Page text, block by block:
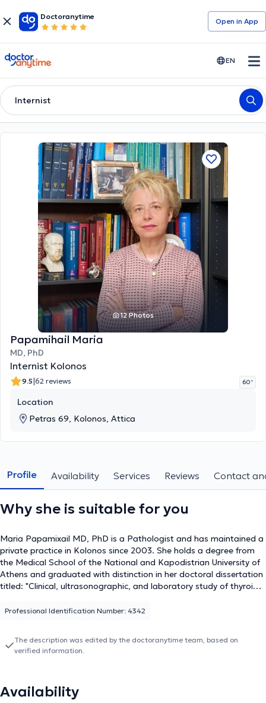
Doctoranytime
Open in Αpp
doctoranytime EN
Internist
12 Photos
Papamihail Maria
MD, PhD
Internist Kolonos
9.5|62 reviews 60 '
Location
Petras 69, Kolonos, Attica
Profile Availability Services Reviews Contact
Why she is suitable for you
Maria Papamixail MD, PhD is a Pathologist and has maintained a
private practice in Kolonos since 2003. She holds a degree from
the Medical School of the National and Kapodistrian University of
Athens and graduated with distinction in her doctoral dissertation
titled: "Clinical, ultrasonographic, and laboratory study of thyroid
training in Pathology for two years at the Nursing Foundation of
obtained a General Medicine certificate. Throughout her career,
she has participated in numerous medical conferences, with her
Professional Identification Number: 4342
The description was edited by the doctoranytime team, based on
verified information.
Availability